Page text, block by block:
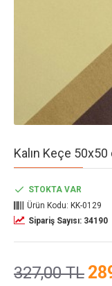
Kalın Keçe
327,00 TL
STOKTA VAR
Ürün Kodu: KK-0129
Sipariş Sayısı: 34190